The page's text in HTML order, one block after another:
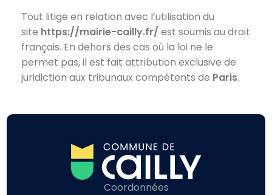
Tout litige en relation avec l’utilisation du
site https://mairie-cailly.fr/ est soumis au droit
français. En dehors des cas où la loi ne le
permet pas, il est fait attribution exclusive de
juridiction aux tribunaux compétents de Paris.
Coordonnées